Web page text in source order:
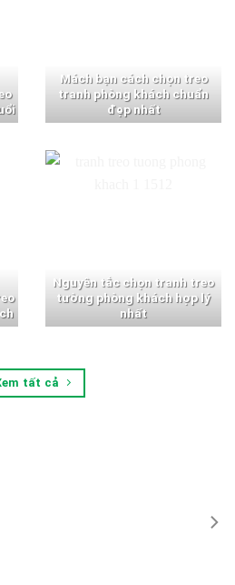
Mách bạn cách chọn treo
tranh phòng khách chuẩn
đẹp nhất
Nguyên tắc chọn tranh treo
tường phòng khách hợp lý
nhất
tất cả